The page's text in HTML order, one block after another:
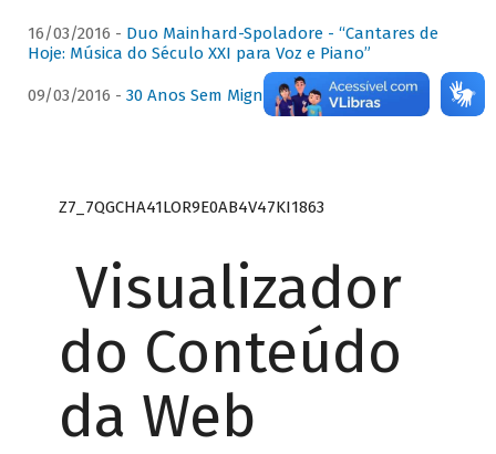
16/03/2016 - Duo Mainhard-Spoladore - “Cantares de
Hoje: Música do Século XXI para Voz e Piano”
09/03/2016 - 30 Anos Sem Mignone
Z7_7QGCHA41LOR9E0AB4V47KI1863
Visualizador
do Conteúdo
da Web